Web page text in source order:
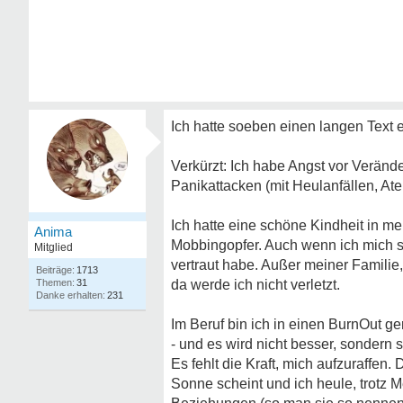
Anima
Mitglied
1713
31
231
Ich hatte soeben einen langen
Verkürzt: Ich habe Angst vor
Panikattacken (mit Heulanfällen,
Ich hatte eine schöne Kindheit in
Mobbingopfer. Auch wenn ich mich
vertraut habe. Außer meiner
da werde ich nicht verletzt.
Im Beruf bin ich in einen BurnOut
- und es wird nicht besser, sondern
Es fehlt die Kraft, mich aufzuraffen.
Sonne scheint und ich heule, trotz